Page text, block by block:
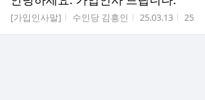
게시판명
[가입인사말] 작성자
수인당 김흥인 작성시간
25.03.13 조회수
25